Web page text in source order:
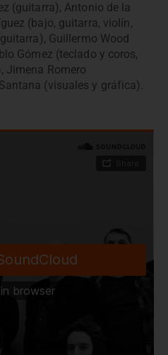
(guitarra), Antonio de la
(bajo, guitarra, violín,
Guillermo Wood
Gómez (teclado y coros,
Jimena Romero
(visuales y gráfica).